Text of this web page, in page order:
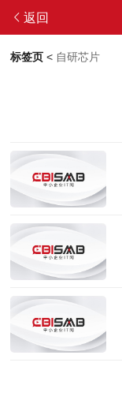
返回
标签页 < 自研芯片